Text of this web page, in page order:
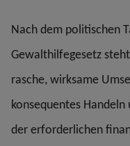
Nach dem politischen
Gewalthilfegesetz
rasche, wirksame
konsequentes
der erforderlichen